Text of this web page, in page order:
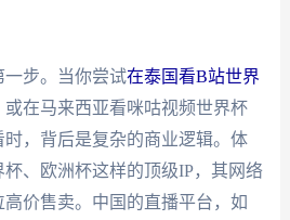
一步。当你尝试在泰国看B站世界
或在马来西亚看咪咕视频世界杯
，背后是复杂的商业逻辑。体
、欧洲杯这样的顶级IP，其网络
价售卖。中国的直播平台，如